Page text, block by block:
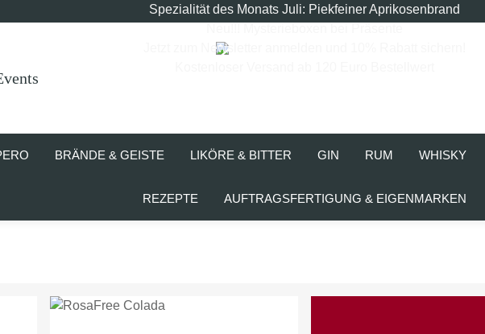
Spezialität des Monats Juli: Piekfeiner Aprikosenbrand
Jetzt zum Newsletter anmelden und 10% Rabatt sichern!
BRÄNDE & GEISTE LIKÖRE & BITTER GIN RUM WHISKY
REZEPTE AUFTRAGSFERTIGUNG & EIGENMARKEN